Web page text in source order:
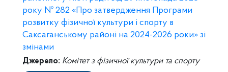
року № 282 «Про затвердження Програми
розвитку фізичної культури і спорту в
Саксаганському районі на 2024-2026 роки» зі
змінами
Джерело: Комітет з фізичної культури та спорту